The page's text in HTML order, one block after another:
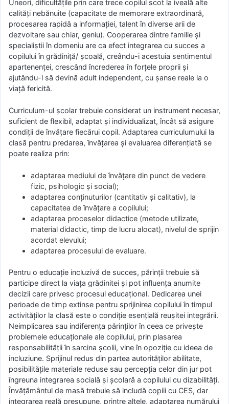
Uneori, dificultăţile prin care trece copilul scot la iveală alte
calităţi nebănuite (capacitate de memorare extraordinară,
procesarea rapidă a informaţiei, talent în diverse arii de
dezvoltare sau chiar, geniu). Cooperarea dintre familie şi
specialiştii în domeniu are ca efect integrarea cu succes a
copilului în grădiniţă/ şcoală, creându-i acestuia sentimentul
apartenenţei, crescând încrederea în forţele proprii şi
ajutându-l să devină adult independent, cu şanse reale la o
viaţă fericită.
Curriculum-ul școlar trebuie considerat un instrument necesar,
suficient de flexibil, adaptat şi individualizat, încât să asigure
condiţii de învăţare fiecărui copil. Adaptarea curriculumului la
clasă pentru predarea, învăţarea şi evaluarea diferenţiată se
poate realiza prin:
adaptarea mediului de învăţare din punct de vedere
fizic, psihologic şi social);
adaptarea conţinuturilor (cantitativ şi calitativ), la
capacitatea de învăţare a copilului;
adaptarea proceselor didactice (metode utilizate,
material didactic, timp de lucru alocat), nivelul de sprijin
acordat elevului;
adaptarea procesului de evaluare.
Pentru o educaţie incluzivă de succes, părinţii trebuie să
participe direct la viaţa grădinitei şi pot influenţa anumite
decizii care privesc procesul educaţional. Dedicarea unei
perioade de timp extinse pentru sprijinirea copilului în timpul
activităţilor la clasă este o condiţie esenţială reuşitei integrării.
Neimplicarea sau indiferenţa părinţilor în ceea ce priveşte
problemele educaţionale ale copilului, prin plasarea
responsabilităţii în sarcina şcolii, vine în opoziţie cu ideea de
incluziune. Sprijinul redus din partea autorităţilor abilitate,
posibilităţile materiale reduse sau percepţia celor din jur pot
îngreuna integrarea socială şi şcolară a copilului cu dizabilităţi.
Învăţământul de masă trebuie să includă copiii cu CES, dar
integrarea reală presupune, printre altele, adaptarea numărului